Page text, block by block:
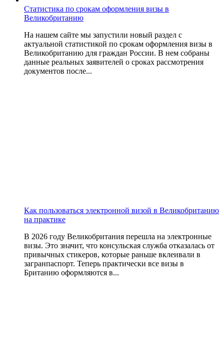
Статистика по срокам оформления визы в
Великобританию
На нашем сайте мы запустили новый раздел с
актуальной статистикой по срокам оформления визы в
Великобританию для граждан России. В нем собраны
данные реальных заявителей о сроках рассмотрения
документов после...
Как пользоваться электронной визой в Великобританию
на практике
В 2026 году Великобритания перешла на электронные
визы. Это значит, что консульская служба отказалась от
привычных стикеров, которые раньше вклеивали в
загранпаспорт. Теперь практически все визы в
Британию оформляются в...